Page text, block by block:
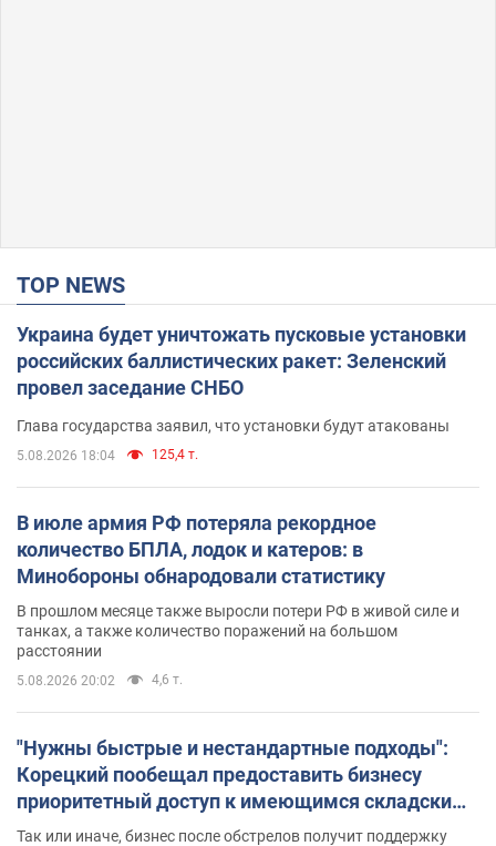
TOP NEWS
Украина будет уничтожать пусковые установки
российских баллистических ракет: Зеленский
провел заседание СНБО
Глава государства заявил, что установки будут атакованы
5.08.2026 18:04 125,4 т.
В июле армия РФ потеряла рекордное
количество БПЛА, лодок и катеров: в
Минобороны обнародовали статистику
В прошлом месяце также выросли потери РФ в живой силе и
танках, а также количество поражений на большом
расстоянии
5.08.2026 20:02 4,6 т.
"Нужны быстрые и нестандартные подходы":
Корецкий пообещал предоставить бизнесу
приоритетный доступ к имеющимся складским
помещениям
Так или иначе, бизнес после обстрелов получит поддержку